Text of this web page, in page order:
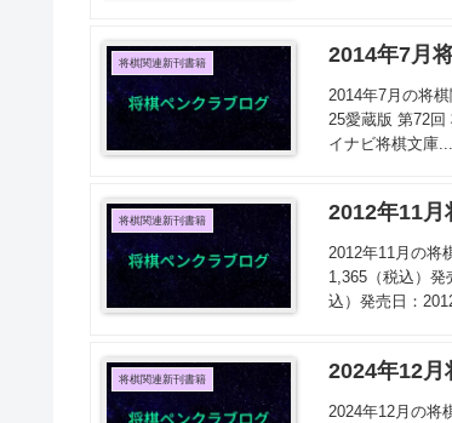
将棋関連新刊書籍 2014年7月
2014年7月の将
25愛蔵版 第72回
イナビ将棋文庫...
将棋関連新刊書籍 2012年11月
2012年11月の将
1,365（税込）
込）発売日：
将棋関連新刊書籍 2024年12月
2024年12月の将